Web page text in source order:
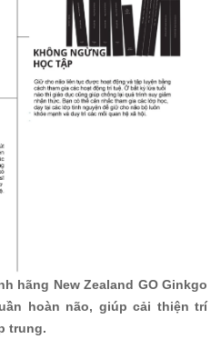
hãng New Zealand GO Ginkgo
hoàn não, giúp cải thiện trí
trung.